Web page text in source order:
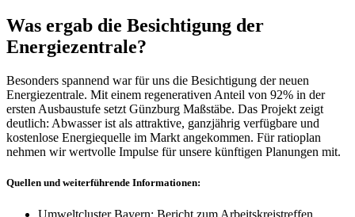
Was ergab die Besichtigung der
Energiezentrale?
Besonders spannend war für uns die Besichtigung der neuen
Energiezentrale. Mit einem regenerativen Anteil von 92% in der
ersten Ausbaustufe setzt Günzburg Maßstäbe. Das Projekt zeigt
deutlich: Abwasser ist als attraktive, ganzjährig verfügbare und
kostenlose Energiequelle im Markt angekommen. Für ratioplan
nehmen wir wertvolle Impulse für unsere künftigen Planungen mit.
Quellen und weiterführende Informationen:
Umweltcluster Bayern: Bericht zum Arbeitskreistreffen